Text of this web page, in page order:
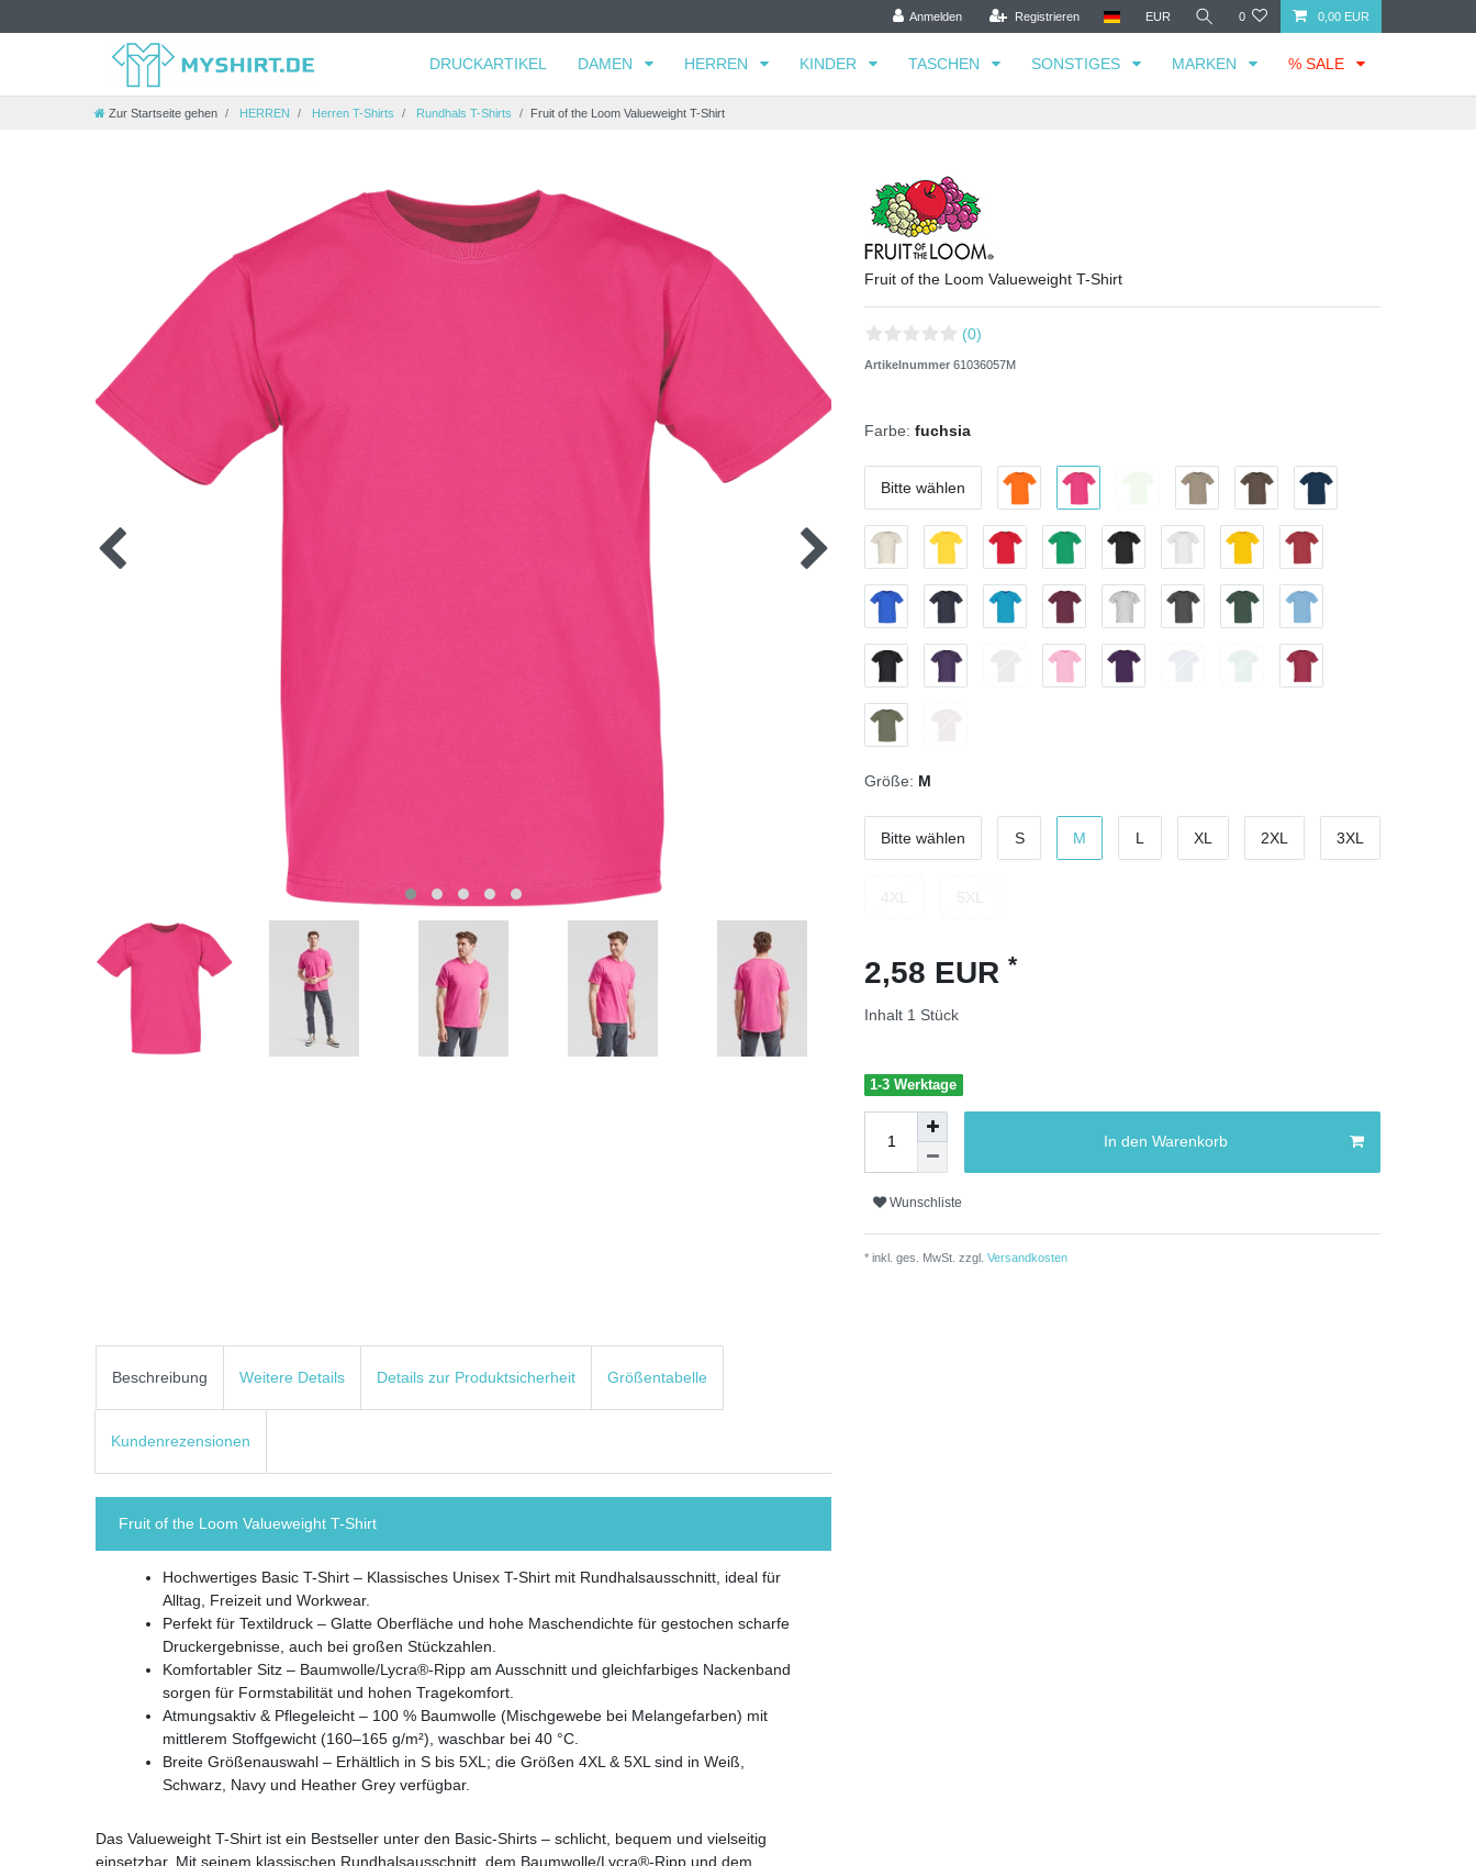
Anmelden Registrieren EUR 0 0,00 EUR
DRUCKARTIKEL DAMEN HERREN KINDER TASCHEN SONSTIGES MARKEN % SALE
Zur Startseite gehen HERREN Herren T-Shirts Rundhals T-Shirts Fruit of the Loom Valueweight T-Shirt
Fruit of the Loom Valueweight T-Shirt
(0)
Artikelnummer 61036057M
Farbe: fuchsia
Bitte wählen
Größe: M
Bitte wählen S M L XL 2XL 3XL
2,58 EUR *
Inhalt 1 Stück
1-3 Werktage
In den Warenkorb
Wunschliste
* inkl. ges. MwSt. zzgl. Versandkosten
Beschreibung Weitere Details Details zur Produktsicherheit Größentabelle
Kundenrezensionen
Fruit of the Loom Valueweight T-Shirt
Hochwertiges Basic T-Shirt – Klassisches Unisex T-Shirt mit Rundhalsausschnitt, ideal für
Alltag, Freizeit und Workwear.
Perfekt für Textildruck – Glatte Oberfläche und hohe Maschendichte für gestochen scharfe
Druckergebnisse, auch bei großen Stückzahlen.
Komfortabler Sitz – Baumwolle/Lycra®-Ripp am Ausschnitt und gleichfarbiges Nackenband
sorgen für Formstabilität und hohen Tragekomfort.
Atmungsaktiv & Pflegeleicht – 100 % Baumwolle (Mischgewebe bei Melangefarben) mit
mittlerem Stoffgewicht (160–165 g/m²), waschbar bei 40 °C.
Breite Größenauswahl – Erhältlich in S bis 5XL; die Größen 4XL & 5XL sind in Weiß,
Schwarz, Navy und Heather Grey verfügbar.
Das Valueweight T-Shirt ist ein Bestseller unter den Basic-Shirts – schlicht, bequem und vielseitig
einsetzbar. Mit seinem klassischen Rundhalsausschnitt, dem Baumwolle/Lycra®-Ripp und dem